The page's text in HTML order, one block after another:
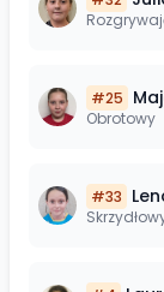
#25
Obrotowy
#33